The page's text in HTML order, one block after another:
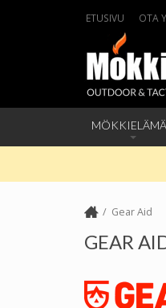
ETUSIVU OTA
Gear Aid
GEAR